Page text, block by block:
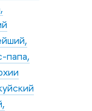
папа,